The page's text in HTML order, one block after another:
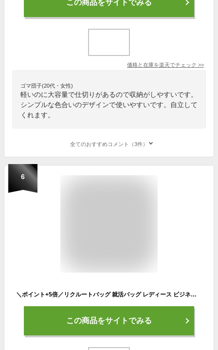
この商品をサイトでみる
価格と在庫を楽天でチェック >>
ゴマ団子(20代・女性)
軽いのに大容量で仕切りがあるので収納がしやすいです。
シンプルな色合いのデザインで使いやすいです。自立して
くれます。
全てのおすすめコメント（3件）
6
＼ポイント+5倍／リクルートバッグ 就活バッグ レディース ビジネスバッグ 通勤バッグ A4 ビジネストート ブラック 黒 軽量 軽い 大容量 通勤 自立 バッグ かばん 営業 面接 就職 鞄 おしゃれ 人気 無地 ランキング 女性 防水 大きめ OL 大学 入学 卒業 ノートパソコン
この商品をサイトでみる